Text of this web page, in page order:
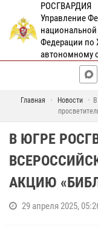
РОСГВАРДИЯ
Управление
Федерации по
автономному
Главная Новости
В ЮГРЕ
АКЦИЮ
29 апреля 2025,